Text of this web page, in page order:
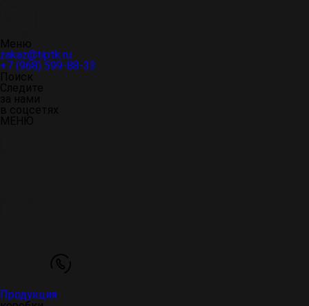
zakaz@tiptk.ru
+7 (968) 599-88-33
Поиск
Продукция